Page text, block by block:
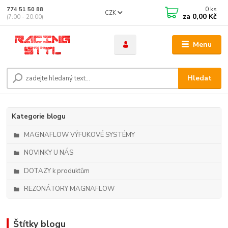
Menu
CZK
Hledat
774 51 50 88
(7:00 - 20:00)
0 ks
za 0,00 Kč
Kategorie blogu
MAGNAFLOW VÝFUKOVÉ SYSTÉMY
NOVINKY U NÁS
DOTAZY k produktům
REZONÁTORY MAGNAFLOW
Štítky blogu